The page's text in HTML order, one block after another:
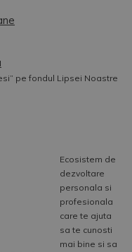
pe fondul Lipsei Noastre
Ecosistem de
dezvoltare
personala si
profesionala
care te ajuta
sa te cunosti
mai bine si sa